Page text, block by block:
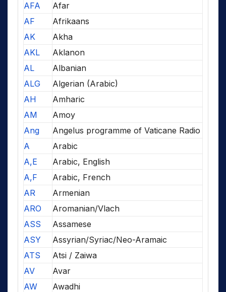
AFA
Afar
AF
Afrikaans
AK
Akha
AKL
Aklanon
AL
Albanian
ALG
Algerian (Arabic)
AH
Amharic
AM
Amoy
Ang
Angelus programme of Vaticane Radio
A
Arabic
A,E
Arabic, English
A,F
Arabic, French
AR
Armenian
ARO
Aromanian/Vlach
ASS
Assamese
ASY
Assyrian/Syriac/Neo-Aramaic
ATS
Atsi / Zaiwa
AV
Avar
AW
Awadhi